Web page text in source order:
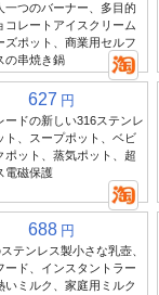
一つのバーナー、多目的
コレートアイスクリーム
ズポット、商業用セルフ
の串焼き鍋
627 円
ードの新しい316ステンレ
ト、スープポット、ベビ
ポット、蒸気ポット、超
電磁保護
688 円
テンレス製小さな乳壺、
ード、インスタントラー
いミルク、家庭用ミルク